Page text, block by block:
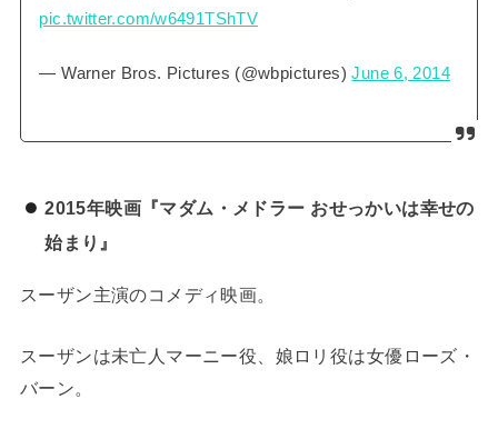
pic.twitter.com/w6491TShTV
— Warner Bros. Pictures (@wbpictures)June 6, 2014
2015年映画『マダム・メドラー おせっかいは幸せの
始まり』
スーザン主演のコメディ映画。
スーザンは未亡人マーニー役、娘ロリ役は女優ローズ・
バーン。